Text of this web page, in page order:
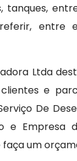
tanques,
Ltda
e
De
e
um